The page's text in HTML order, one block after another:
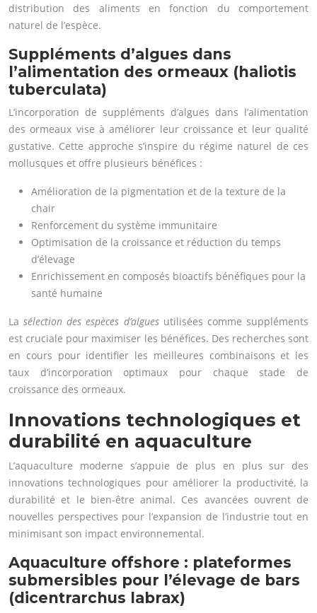
distribution des aliments en fonction du comportement
naturel de l’espèce.
Suppléments d’algues dans
l’alimentation des ormeaux (haliotis
tuberculata)
L’incorporation de suppléments d’algues dans l’alimentation
des ormeaux vise à améliorer leur croissance et leur qualité
gustative. Cette approche s’inspire du régime naturel de ces
mollusques et offre plusieurs bénéfices :
Amélioration de la pigmentation et de la texture de la
chair
Renforcement du système immunitaire
Optimisation de la croissance et réduction du temps
d’élevage
Enrichissement en composés bioactifs bénéfiques pour la
santé humaine
Lasélection des espèces d’alguesutilisées comme suppléments
est cruciale pour maximiser les bénéfices. Des recherches sont
en cours pour identifier les meilleures combinaisons et les
taux d’incorporation optimaux pour chaque stade de
croissance des ormeaux.
Innovations technologiques et
durabilité en aquaculture
L’aquaculture moderne s’appuie de plus en plus sur des
innovations technologiques pour améliorer la productivité, la
durabilité et le bien-être animal. Ces avancées ouvrent de
nouvelles perspectives pour l’expansion de l’industrie tout en
minimisant son impact environnemental.
Aquaculture offshore : plateformes
submersibles pour l’élevage de bars
(dicentrarchus labrax)